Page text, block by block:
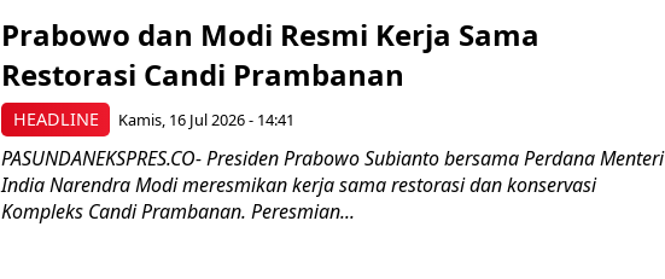
HEADLINE
Prabowo dan Modi Resmi Kerja Sama
Restorasi Candi Prambanan
Kamis, 16 Jul 2026 - 14:41
PASUNDANEKSPRES.CO- Presiden Prabowo Subianto bersama Perdana Menteri
India Narendra Modi meresmikan kerja sama restorasi dan konservasi
Kompleks Candi Prambanan. Peresmian...